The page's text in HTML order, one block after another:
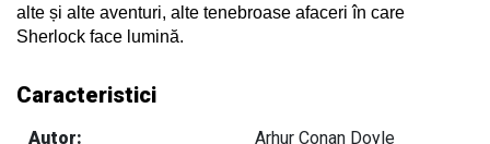
alte și alte aventuri, alte tenebroase afaceri în care
Sherlock face lumină.
Caracteristici
Autor: Arhur Conan Doyle